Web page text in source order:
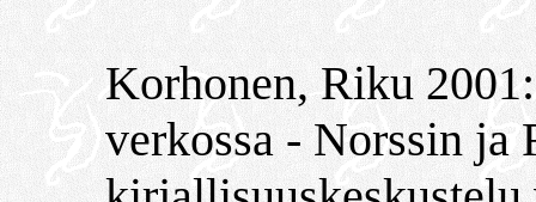
Korhonen, Riku
verkossa - Norssin ja